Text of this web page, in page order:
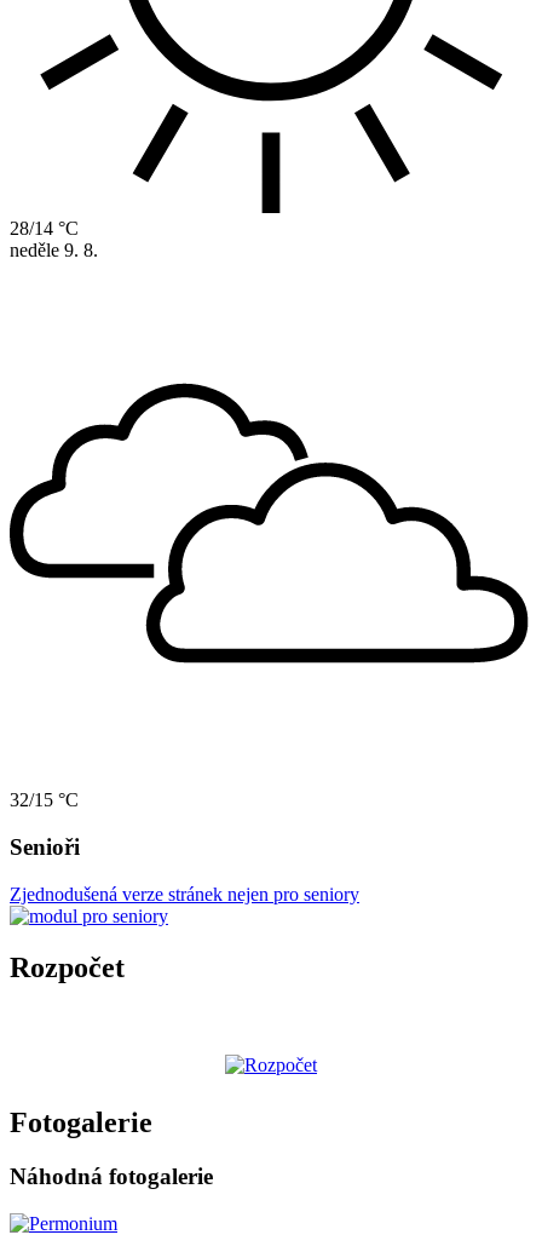
28/14 °C
neděle 9. 8.
32/15 °C
Senioři
Zjednodušená verze stránek nejen pro seniory
Rozpočet
Fotogalerie
Náhodná fotogalerie